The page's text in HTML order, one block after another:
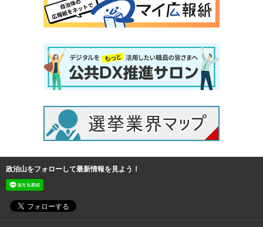
政治山をフォローして最新情報を見よう！